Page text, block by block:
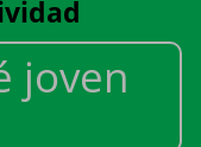
joven